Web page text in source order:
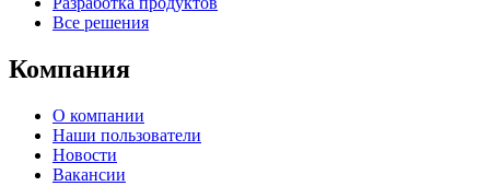
Все решения
Компания
О компании
Наши пользователи
Новости
Вакансии